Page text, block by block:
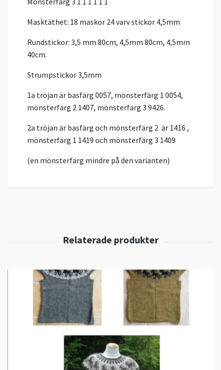
Masktäthet: 18 maskor 24 varv stickor 4,5mm
Rundstickor: 3,5 mm 80cm, 4,5mm 80cm, 4,5mm
40cm.
Strumpstickor 3,5mm
1a tröjan är basfärg 0057, mönsterfärg 1 0054,
mönsterfärg 2 1407, mönsterfärg 3 9426.
2a tröjan är basfärg och mönsterfärg 2 är 1416 ,
mönsterfärg 1 1419 och mönsterfärg 3 1409
(en mönsterfärg mindre på den varianten)